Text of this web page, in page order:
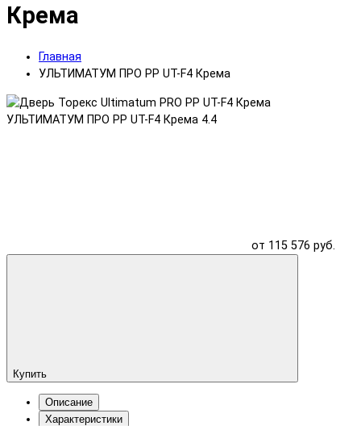
Крема
Главная
УЛЬТИМАТУМ ПРО PP UT-F4 Крема
УЛЬТИМАТУМ ПРО PP UT-F4 Крема 4.4
от 115 576 руб.
Купить
Описание
Характеристики